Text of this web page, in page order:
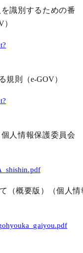
識別するための番
規則（e-GOV）
人情報保護委員会
（概要版）（個人情